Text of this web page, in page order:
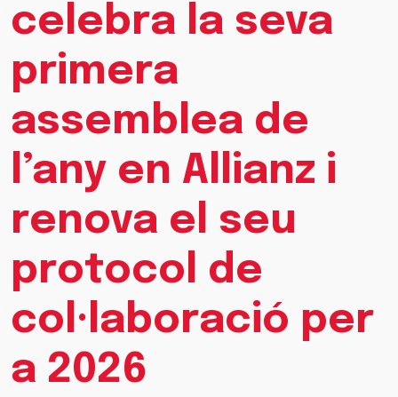
celebra la seva
primera
assemblea de
l’any en Allianz i
renova el seu
protocol de
col·laboració per
a 2026